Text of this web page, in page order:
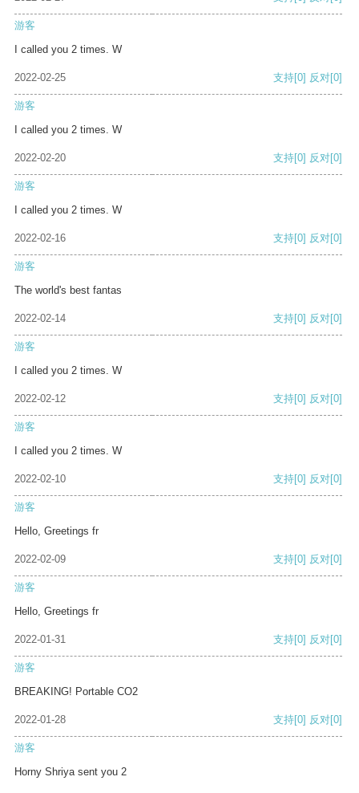
游客
I called you 2 times. W
2022-02-25 支持[0] 反对[0]
游客
I called you 2 times. W
2022-02-20 支持[0] 反对[0]
游客
I called you 2 times. W
2022-02-16 支持[0] 反对[0]
游客
The world's best fantas
2022-02-14 支持[0] 反对[0]
游客
I called you 2 times. W
2022-02-12 支持[0] 反对[0]
游客
I called you 2 times. W
2022-02-10 支持[0] 反对[0]
游客
Hello, Greetings fr
2022-02-09 支持[0] 反对[0]
游客
Hello, Greetings fr
2022-01-31 支持[0] 反对[0]
游客
BREAKING! Portable CO2
2022-01-28 支持[0] 反对[0]
游客
Horny Shriya sent you 2